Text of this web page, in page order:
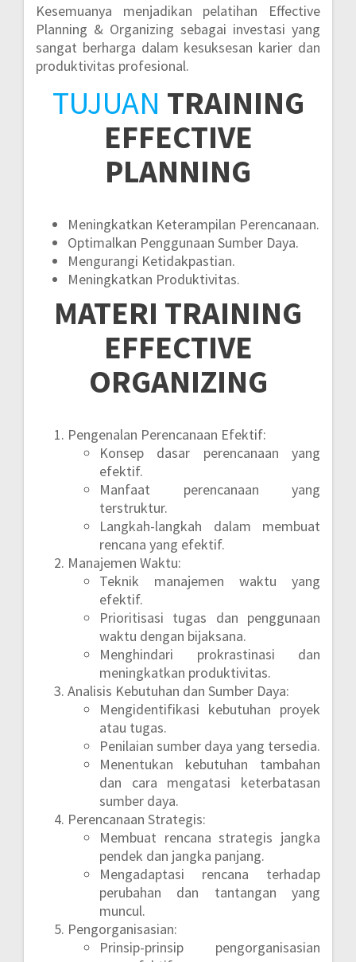
Kesemuanya menjadikan pelatihan Effective
Planning & Organizing sebagai investasi yang
sangat berharga dalam kesuksesan karier dan
produktivitas profesional.
TUJUAN TRAINING
EFFECTIVE
PLANNING
Meningkatkan Keterampilan Perencanaan.
Optimalkan Penggunaan Sumber Daya.
Mengurangi Ketidakpastian.
Meningkatkan Produktivitas.
MATERI TRAINING
EFFECTIVE
ORGANIZING
Pengenalan Perencanaan Efektif:
Konsep dasar perencanaan yang
efektif.
Manfaat perencanaan yang
terstruktur.
Langkah-langkah dalam membuat
rencana yang efektif.
Manajemen Waktu:
Teknik manajemen waktu yang
efektif.
Prioritisasi tugas dan penggunaan
waktu dengan bijaksana.
Menghindari prokrastinasi dan
meningkatkan produktivitas.
Analisis Kebutuhan dan Sumber Daya:
Mengidentifikasi kebutuhan proyek
atau tugas.
Penilaian sumber daya yang tersedia.
Menentukan kebutuhan tambahan
dan cara mengatasi keterbatasan
sumber daya.
Perencanaan Strategis:
Membuat rencana strategis jangka
pendek dan jangka panjang.
Mengadaptasi rencana terhadap
perubahan dan tantangan yang
muncul.
Pengorganisasian:
Prinsip-prinsip pengorganisasian